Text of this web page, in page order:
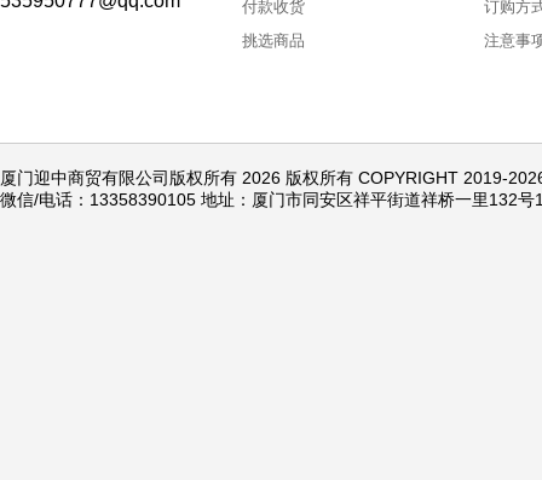
付款收货
挑选商品
订购方
注意事
厦门迎中商贸有限公司版权所有 2026 版权所有 COPYRIGHT 2019-
微信/电话：13358390105 地址：厦门市同安区祥平街道祥桥一里132号